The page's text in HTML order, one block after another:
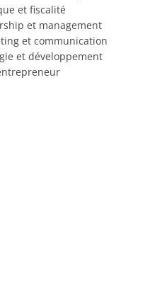
et fiscalité
et management
et communication
et développement